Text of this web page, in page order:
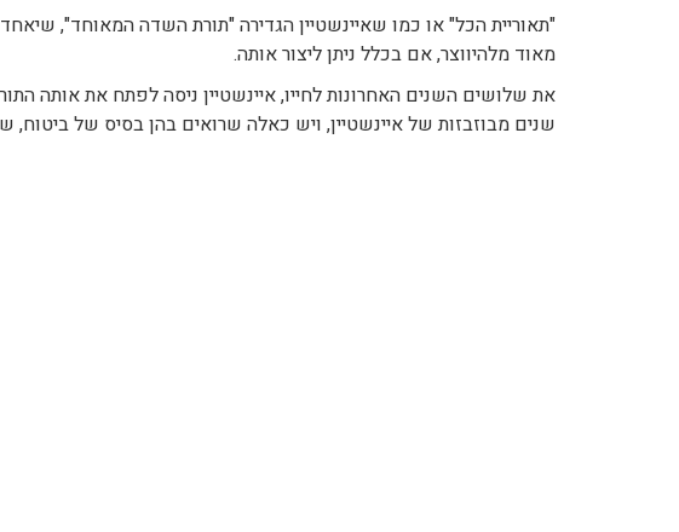
"תאוריית הכל" או כמו שאיינשטיין הגדירה "תורת השדה המאוחד",
מאוד מלהיווצר, אם בכלל ניתן ליצור אותה.
את שלושים השנים האחרונות לחייו, איינשטיין ניסה לפתח את אותה
שנים מבוזבזות של איינשטיין, ויש כאלה שרואים בהן בסיס של